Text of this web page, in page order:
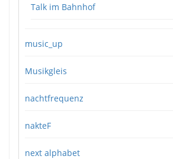
Talk im Bahnhof
music_up
Musikgleis
nachtfrequenz
nakteF
next alphabet